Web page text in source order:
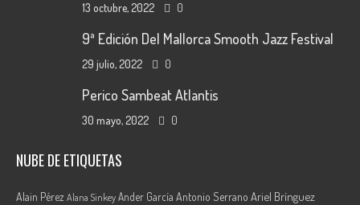
13 octubre, 2022 0
9ª Edición Del Mallorca Smooth Jazz Festival
29 julio, 2022 0
Perico Sambeat Atlantis
30 mayo, 2022 0
NUBE DE ETIQUETAS
Alain Pérez Alana SinkeyAnder García Antonio Serrano Ariel Brínguez